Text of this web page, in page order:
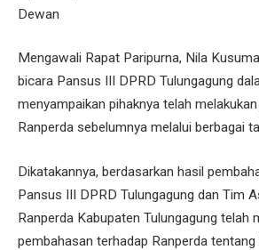
Dewan
Mengawali Rapat Paripurna, Nila
bicara Pansus III DPRD Tulungagung
menyampaikan pihaknya telah
Ranperda sebelumnya melalui berbagai
Dikatakannya, berdasarkan hasil
Pansus III DPRD Tulungagung dan Tim
Ranperda Kabupaten Tulungagung telah
pembahasan terhadap Ranperda